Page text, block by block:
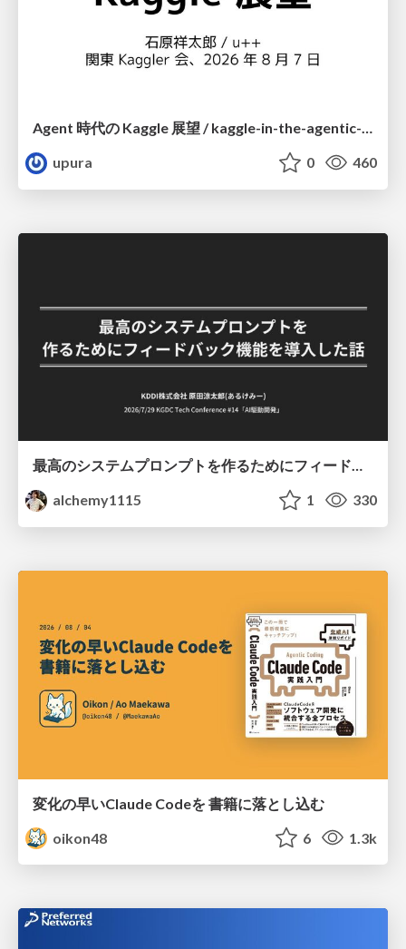
upura
0 460
最高のシステムプロンプトを作るためにフィードバック機能を導入した話
alchemy1115
1 330
変化の早いClaude Codeを 書籍に落とし込む
oikon48
6 1.3k